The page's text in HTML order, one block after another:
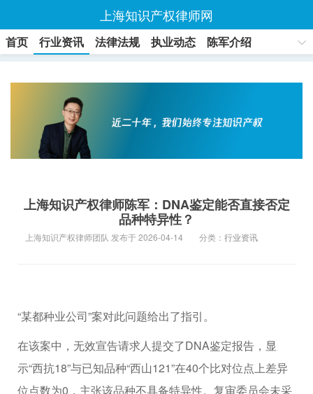
上海知识产权律师网
首页 行业资讯 法律法规 执业动态
陈军介绍
上海知识产权律师陈军：DNA鉴定能否直接否定
品种特异性？
上海知识产权律师团队 发布于 2026-04-14 分类： 行业资讯
“某都种业公司”案对此问题给出了指引。
在该案中，无效宣告请求人提交了DNA鉴定报告，显
示“西抗18”与已知品种“西山121”在40个比对位点上差异
位点数为0，主张该品种不具备特异性。复审委员会未采